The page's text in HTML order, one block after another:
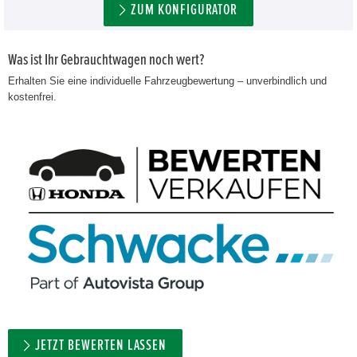
ZUM KONFIGURATOR
Was ist Ihr Gebrauchtwagen noch wert?
Erhalten Sie eine individuelle Fahrzeugbewertung – unverbindlich und
kostenfrei.
JETZT BEWERTEN LASSEN